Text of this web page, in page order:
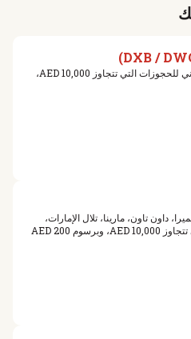
استقبال فاخر عند بوابة الوصول. مجاني للحجوزات التي تتجاوز 10,000 AED،
داون تاون، مارينا، تلال الإمارات،
Bluewaters. مجاني للحجوزات التي تتجاوز 10,000 AED، وبرسوم 200 AED